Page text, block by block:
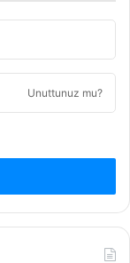
Unuttunuz mu?